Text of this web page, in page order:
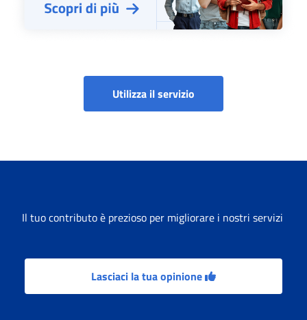
Utilizza il servizio
Il tuo contributo è prezioso per migliorare i nostri servizi
Lasciaci la tua opinione